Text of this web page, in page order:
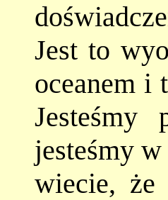
Jest to
oceanem i
Jesteśmy
jesteśmy
wiecie, że